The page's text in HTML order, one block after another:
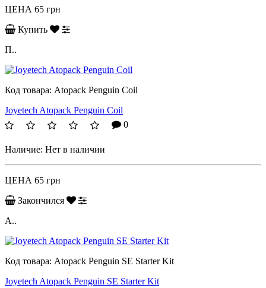
ЦЕНА 65 грн
Купить
П..
Код товара: Atopack Penguin Coil
Joyetech Atopack Penguin Coil
0
Наличие: Нет в наличии
ЦЕНА 65 грн
Закончился
A..
Код товара: Atopack Penguin SE Starter Kit
Joyetech Atopack Penguin SE Starter Kit